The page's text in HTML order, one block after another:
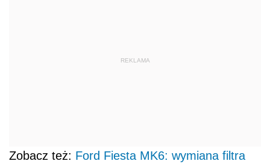
REKLAMA
Zobacz też: Ford Fiesta MK6: wymiana filtra